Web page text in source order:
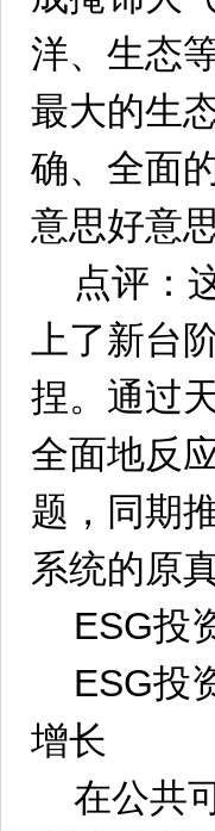
洋、生态
最大的生
确、全面
意思好意
点评：
上了新台
捏。通过
全面地反
题，同期
系统的原
ESG投
ESG投
增长
在公共